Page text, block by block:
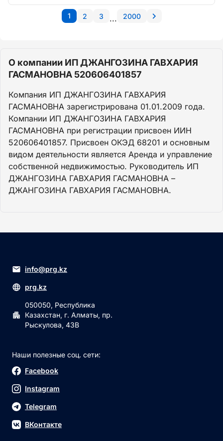
1 2 3 ... 2000
О компании ИП ДЖАНГОЗИНА ГАВХАРИЯ
ГАСМАНОВНА 520606401857
Компания ИП ДЖАНГОЗИНА ГАВХАРИЯ
ГАСМАНОВНА зарегистрирована 01.01.2009 года.
Компании ИП ДЖАНГОЗИНА ГАВХАРИЯ
ГАСМАНОВНА при регистрации присвоен ИИН
520606401857. Присвоен ОКЭД 68201 и основным
видом деятельности является Аренда и управление
собственной недвижимостью. Руководитель ИП
ДЖАНГОЗИНА ГАВХАРИЯ ГАСМАНОВНА –
ДЖАНГОЗИНА ГАВХАРИЯ ГАСМАНОВНА.
info@prg.kz
prg.kz
050050, Республика
Казахстан, г. Алматы, пр.
Рыскулова, 43В
Наши полезные соц. сети:
Facebook
Instagram
Telegram
ВКонтакте